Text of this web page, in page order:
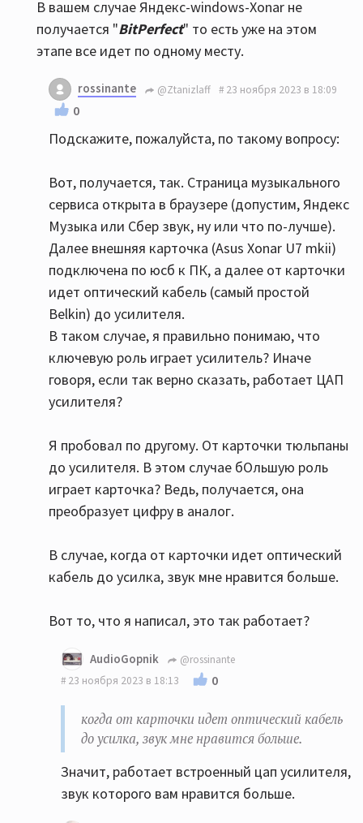
В вашем случае Яндекс-windows-Xonar не
получается "BitPerfect" то есть уже на этом
этапе все идет по одному месту.
rossinante @Ztanizlaff 23 ноября 2023 в 18:09
0
Подскажите, пожалуйста, по такому вопросу:
Вот, получается, так. Страница музыкального
сервиса открыта в браузере (допустим, Яндекс
Музыка или Сбер звук, ну или что по-лучше).
Далее внешняя карточка (Asus Xonar U7 mkii)
подключена по юсб к ПК, а далее от карточки
идет оптический кабель (самый простой
Belkin) до усилителя.
В таком случае, я правильно понимаю, что
ключевую роль играет усилитель? Иначе
говоря, если так верно сказать, работает ЦАП
усилителя?
Я пробовал по другому. От карточки тюльпаны
до усилителя. В этом случае бОльшую роль
играет карточка? Ведь, получается, она
преобразует цифру в аналог.
В случае, когда от карточки идет оптический
кабель до усилка, звук мне нравится больше.
Вот то, что я написал, это так работает?
AudioGopnik
@rossinante
23 ноября 2023 в 18:13
0
когда от карточки идет оптический кабель
до усилка, звук мне нравится больше.
Значит, работает встроенный цап усилителя,
звук которого вам нравится больше.